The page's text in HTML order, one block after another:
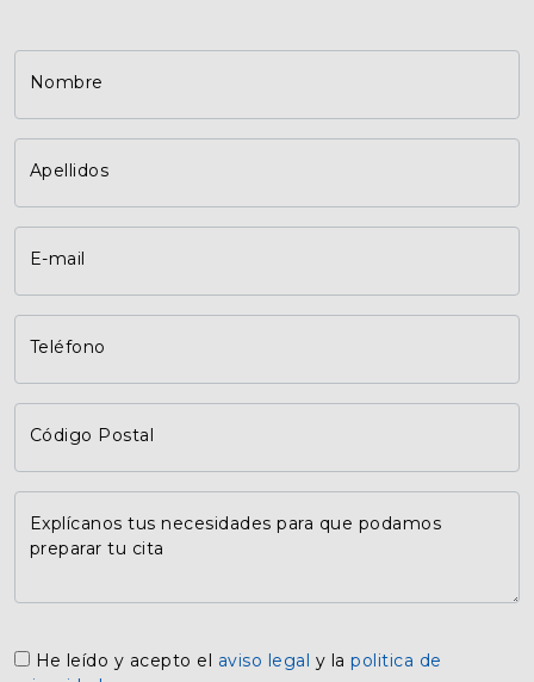
Nombre
Apellidos
E-mail
Teléfono
Código Postal
Explícanos tus necesidades para que podamos
preparar tu cita
He leído y acepto el aviso legal y lapolitica de